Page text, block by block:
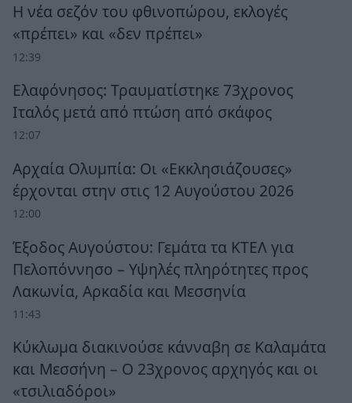
Η νέα σεζόν του φθινοπώρου, εκλογές
«πρέπει» και «δεν πρέπει»
12:39
Ελαφόνησος: Τραυματίστηκε 73χρονος
Ιταλός μετά από πτώση από σκάφος
12:07
Αρχαία Ολυμπία: Οι «Εκκλησιάζουσες»
έρχονται στην στις 12 Αυγούστου 2026
12:00
Έξοδος Αυγούστου: Γεμάτα τα ΚΤΕΛ για
Πελοπόννησο – Υψηλές πληρότητες προς
Λακωνία, Αρκαδία και Μεσσηνία
11:43
Κύκλωμα διακινούσε κάνναβη σε Καλαμάτα
και Μεσσήνη – Ο 23χρονος αρχηγός και οι
«τσιλιαδόροι»